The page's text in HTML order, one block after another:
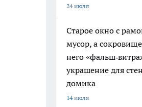
24 июля
Старое окно с
мусор, а
него
украшение для
домика
14 июля